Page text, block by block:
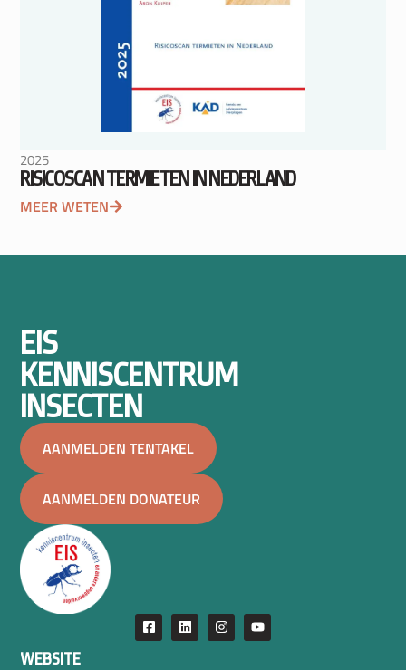
2025
RISICOSCAN TERMIETEN IN NEDERLAND
MEER WETEN
EIS
KENNISCENTRUM
INSECTEN
AANMELDEN TENTAKEL
AANMELDEN DONATEUR
WEBSITE